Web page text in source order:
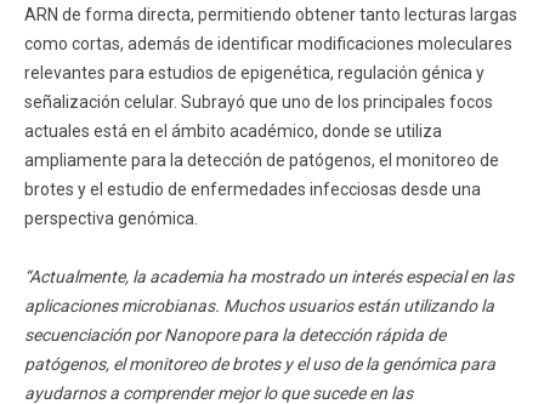
ARN de forma directa, permitiendo obtener tanto lecturas largas
como cortas, además de identificar modificaciones moleculares
relevantes para estudios de epigenética, regulación génica y
señalización celular. Subrayó que uno de los principales focos
actuales está en el ámbito académico, donde se utiliza
ampliamente para la detección de patógenos, el monitoreo de
brotes y el estudio de enfermedades infecciosas desde una
perspectiva genómica.
“Actualmente, la academia ha mostrado un interés especial en las
aplicaciones microbianas. Muchos usuarios están utilizando la
secuenciación por Nanopore para la detección rápida de
patógenos, el monitoreo de brotes y el uso de la genómica para
ayudarnos a comprender mejor lo que sucede en las